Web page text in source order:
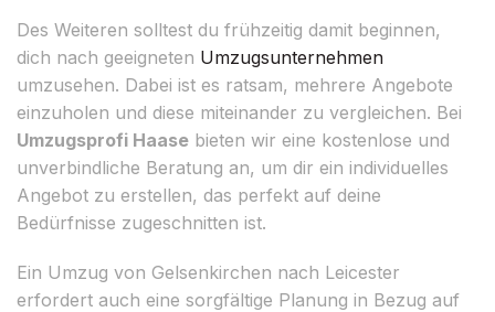
Des Weiteren solltest du frühzeitig damit beginnen,
dich nach geeigneten Umzugsunternehmen
umzusehen. Dabei ist es ratsam, mehrere Angebote
einzuholen und diese miteinander zu vergleichen. Bei
Umzugsprofi Haase bieten wir eine kostenlose und
unverbindliche Beratung an, um dir ein individuelles
Angebot zu erstellen, das perfekt auf deine
Bedürfnisse zugeschnitten ist.
Ein Umzug von Gelsenkirchen nach Leicester
erfordert auch eine sorgfältige Planung in Bezug auf